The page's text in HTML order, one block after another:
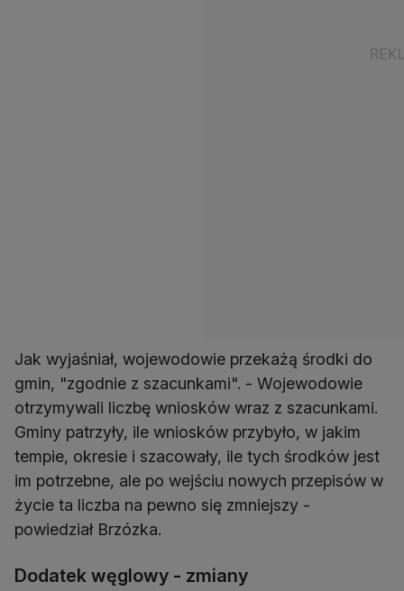
Jak wyjaśniał, wojewodowie przekażą środki do
gmin, "zgodnie z szacunkami". - Wojewodowie
otrzymywali liczbę wniosków wraz z szacunkami.
Gminy patrzyły, ile wniosków przybyło, w jakim
tempie, okresie i szacowały, ile tych środków jest
im potrzebne, ale po wejściu nowych przepisów w
życie ta liczba na pewno się zmniejszy -
powiedział Brzózka.
Dodatek węglowy - zmiany